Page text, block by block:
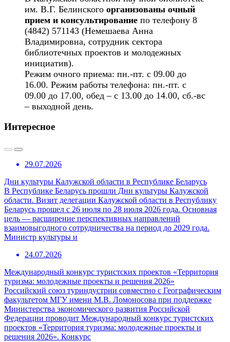
им. В.Г. Белинского организованы очный
прием и консультирование по телефону 8
(4842) 571143 (Немешаева Анна
Владимировна, сотрудник сектора
библиотечных проектов и молодежных
инициатив).
Режим очного приема: пн.-пт. с 09.00 до
16.00. Режим работы телефона: пн.-пт. с
09.00 до 17.00, обед – с 13.00 до 14.00, сб.-вс
– выходной день.
Интересное
29.07.2026
Дни культуры Калужской области в Республике Беларусь
В Республике Беларусь прошли Дни культуры Калужской
области. Визит делегации Калужской области в Республику
Беларусь прошел с 26 июля по 28 июля 2026 года. Основная
цель — расширение перспективных направлений
взаимовыгодного сотрудничества на период до 2029 года.
Министр культуры и
24.07.2026
Международный конкурс туристских проектов «Территория
туризма: молодежные проекты и решения 2026»
Российский союз туриндустрии совместно с Географическим
факультетом МГУ имени М.В. Ломоносова при поддержке
Министерства экономического развития Российской
Федерации проводит Международный конкурс туристских
проектов «Территория туризма: молодежные проекты и
решения 2026». Конкурс